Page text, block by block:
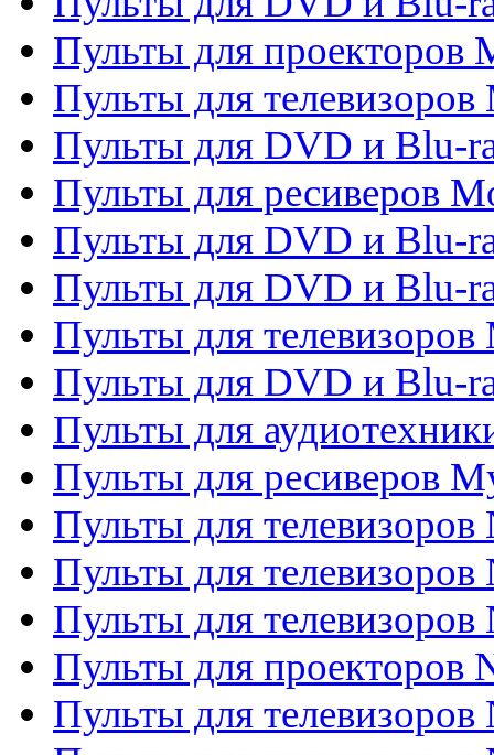
Пульты для проекторов
Пульты для
Пульты для DVD и Blu-
Пульты для ресиверов
Пульты для DVD и Blu-
Пульты для DVD и Blu-
Пульты для телевизоров
Пульты для DVD и Blu-
Пульты для
Пульты для ресиверов
Пульты для телевизоров
Пульты для телевизоров
Пульты для телевизоров
Пульты для проекторов
Пульты для телевизоров